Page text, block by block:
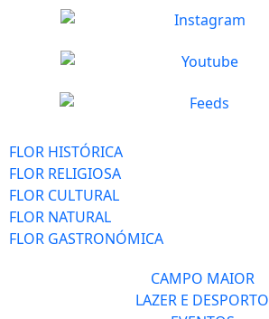
FLOR HISTÓRICA
FLOR RELIGIOSA
FLOR CULTURAL
FLOR NATURAL
FLOR GASTRONÓMICA
CAMPO MAIOR
LAZER E DESPORTO